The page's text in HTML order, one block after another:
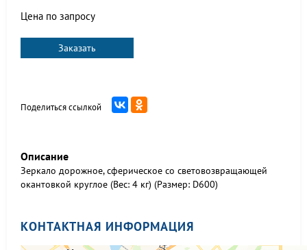
Цена по запросу
Заказать
Поделиться ссылкой
Описание
Зеркало дорожное, сферическое со световозвращающей
окантовкой круглое (Вес: 4 кг) (Размер: D600)
КОНТАКТНАЯ ИНФОРМАЦИЯ